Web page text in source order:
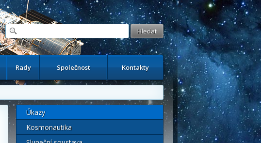
Rady Společnost Kontakty
Úkazy
Kosmonautika